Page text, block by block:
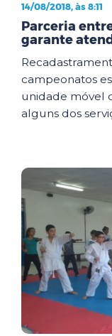
14/08/2018, às 8:11
Parceria
garante
campeonatos
unidade móvel
alguns dos